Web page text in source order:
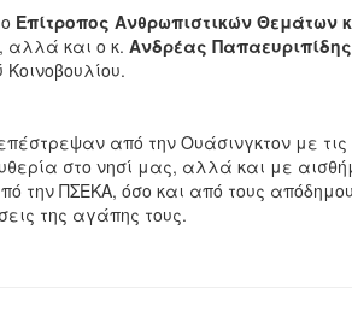
Επίτροπος Ανθρωπιστικών Θεμάτων
αλλά και ο κ. Ανδρέας Παπαευριπίδης
από την Ουάσινγκτον με
στο νησί μας, αλλά και με
την ΠΣΕΚΑ, όσο και από τους
της αγάπης τους.